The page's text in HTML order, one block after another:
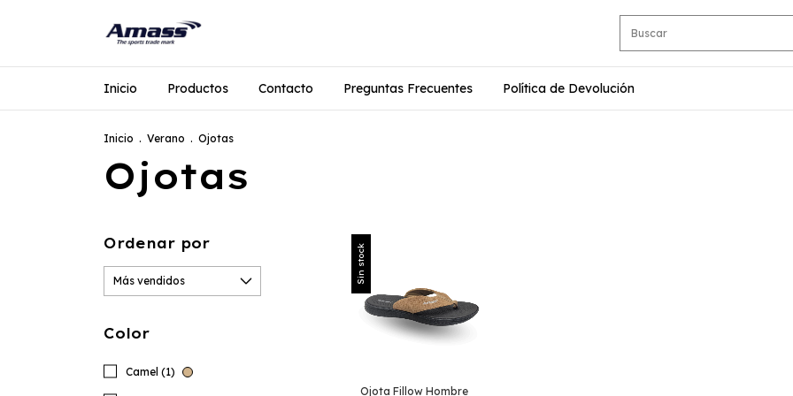
Inicio Productos Contacto Preguntas Frecuentes Política de Devolución
Inicio . Verano . Ojotas
Ojotas
Ordenar por
Color
Camel (1)
Sin stock
Ojota Fillow Hombre